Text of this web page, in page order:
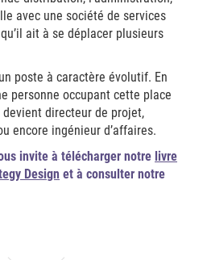
avec une société de services
ait à se déplacer plusieurs
poste à caractère évolutif. En
personne occupant cette place
devient directeur de projet,
encore ingénieur d’affaires.
invite à télécharger notre livre
Design et à consulter notre